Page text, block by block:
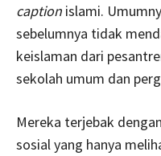
caption islami.
sebelumnya tidak
keislaman dari
sekolah umum dan
Mereka terjebak
sosial yang hanya